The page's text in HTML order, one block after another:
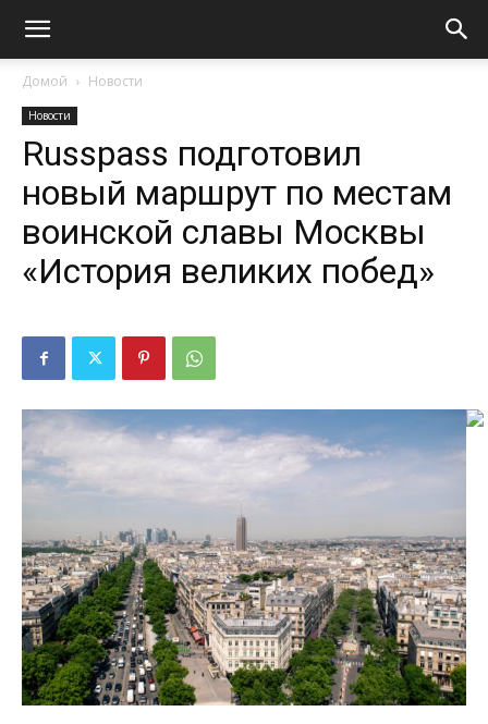
Домой Новости
Новости
Russpass подготовил
новый маршрут по местам
воинской славы Москвы
«История великих побед»